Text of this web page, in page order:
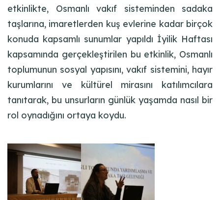
etkinlikte, Osmanlı vakıf sisteminden sadaka
taşlarına, imaretlerden kuş evlerine kadar birçok
konuda kapsamlı sunumlar yapıldı İyilik Haftası
kapsamında gerçekleştirilen bu etkinlik, Osmanlı
toplumunun sosyal yapısını, vakıf sistemini, hayır
kurumlarını ve kültürel mirasını katılımcılara
tanıtarak, bu unsurların günlük yaşamda nasıl bir
rol oynadığını ortaya koydu.